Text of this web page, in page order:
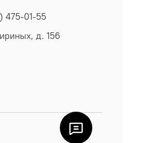
475-01-55
д. 156